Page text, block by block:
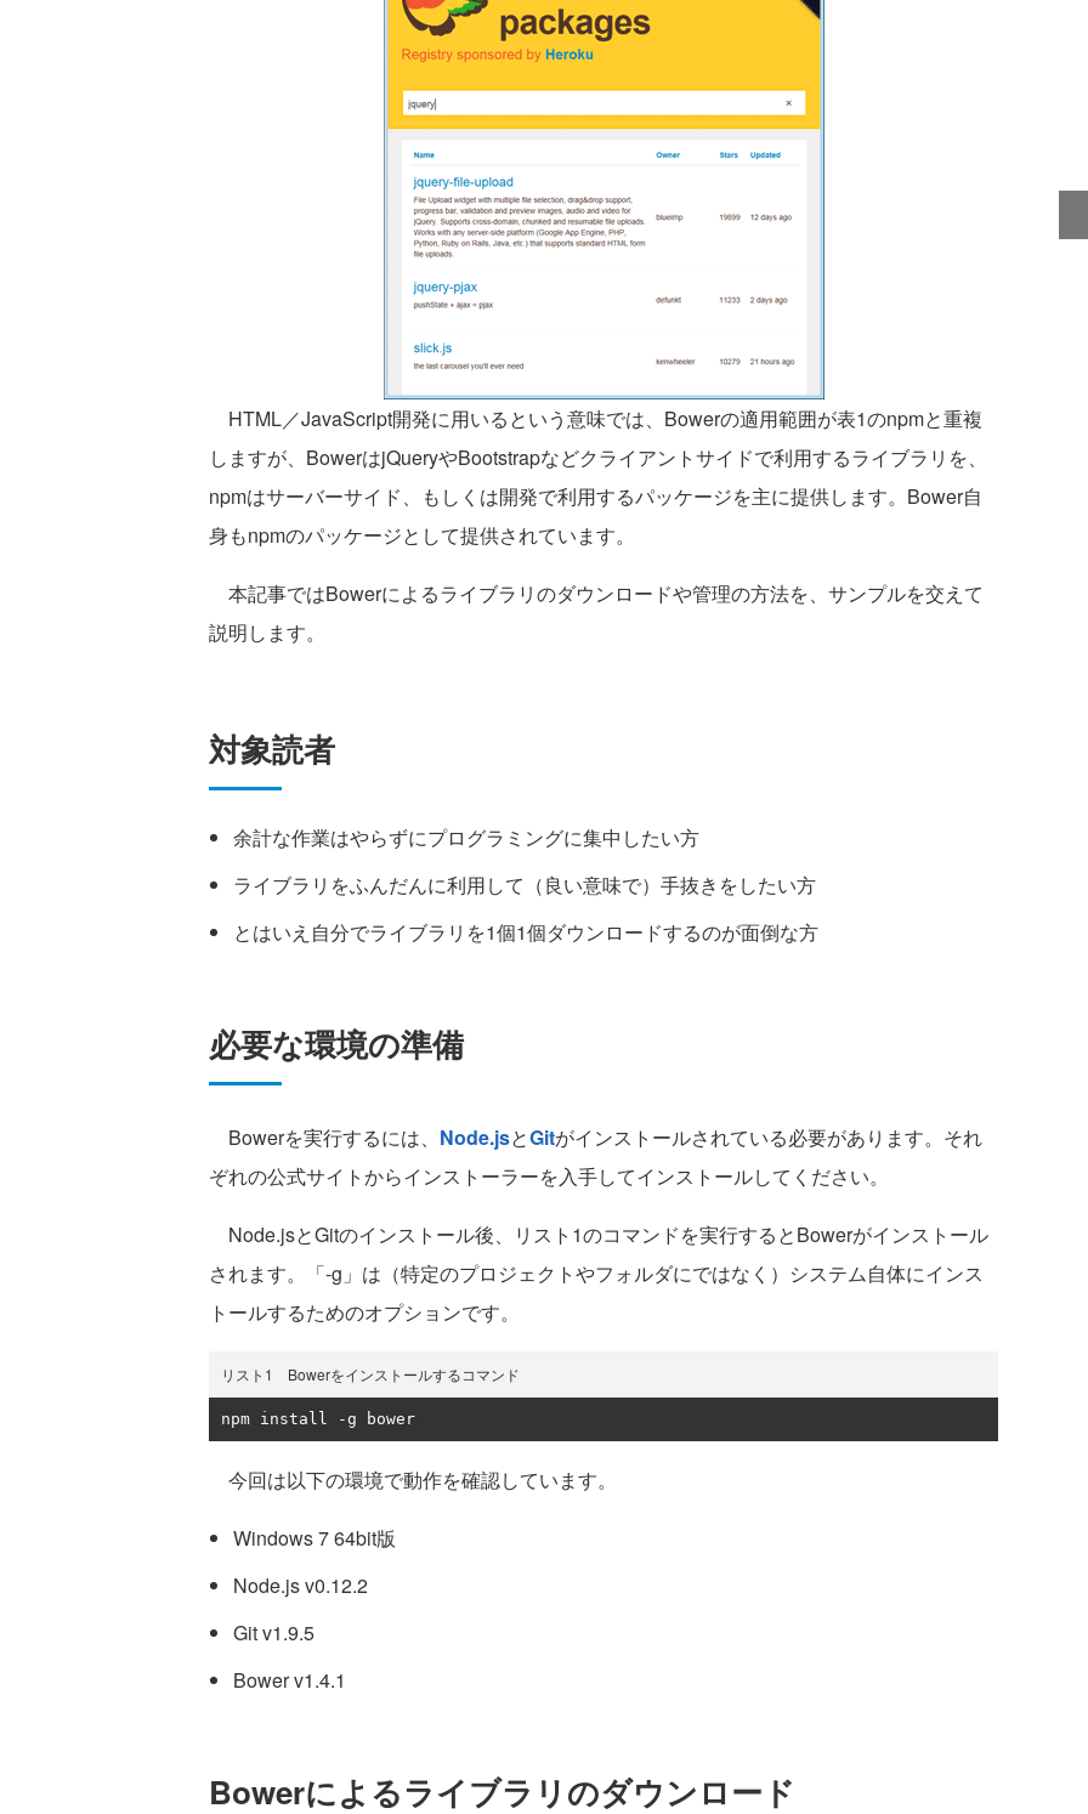
HTML／JavaScript開発に用いるという意味では、Bowerの適用範囲が表1のnpmと重複
しますが、BowerはjQueryやBootstrapなどクライアントサイドで利用するライブラリを、
npmはサーバーサイド、もしくは開発で利用するパッケージを主に提供します。Bower自
身もnpmのパッケージとして提供されています。
本記事ではBowerによるライブラリのダウンロードや管理の方法を、サンプルを交えて
説明します。
対象読者
余計な作業はやらずにプログラミングに集中したい方
ライブラリをふんだんに利用して（良い意味で）手抜きをしたい方
とはいえ自分でライブラリを1個1個ダウンロードするのが面倒な方
必要な環境の準備
Bowerを実行するには、 Node.jsとGitがインストールされている必要があります。それ
ぞれの公式サイトからインストーラーを入手してインストールしてください。
Node.jsとGitのインストール後、リスト1のコマンドを実行するとBowerがインストール
されます。「-g」は（特定のプロジェクトやフォルダにではなく）システム自体にインス
トールするためのオプションです。
リスト1 Bowerをインストールするコマンド
npm install -g bower
今回は以下の環境で動作を確認しています。
Windows 7 64bit版
Node.js v0.12.2
Git v1.9.5
Bower v1.4.1
Bowerによるライブラリのダウンロード